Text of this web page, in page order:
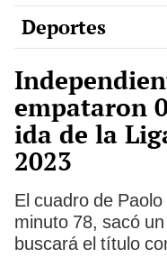
Deportes
empataron
ida de la
2023
El cuadro de
minuto 78, sacó
buscará el título